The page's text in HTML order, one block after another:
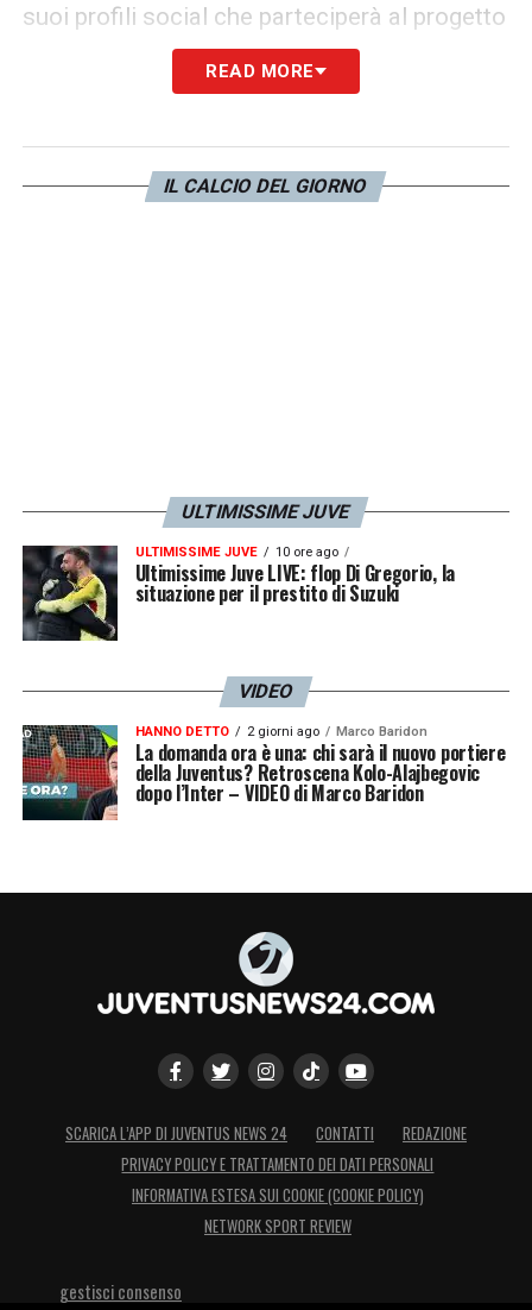
suoi profili social che parteciperà al progetto
dell’Uefa dedicato al calcio femminile
#weplaystrong. Ogni lunedì, mercoledì e
racconta la sua esperienza come giocatrice
READ MORE
IL CALCIO DEL GIORNO
ULTIMISSIME JUVE
ULTIMISSIME JUVE 10 ore ago
Ultimissime Juve LIVE: flop Di Gregorio, la
situazione per il prestito di Suzuki
VIDEO
HANNO DETTO 2 giorni ago Marco Baridon
La domanda ora è una: chi sarà il nuovo portiere
della Juventus? Retroscena Kolo-Alajbegovic
dopo l’Inter – VIDEO di Marco Baridon
SCARICA L’APP DI JUVENTUS NEWS 24 CONTATTI
REDAZIONE
PRIVACY POLICY E TRATTAMENTO DEI DATI PERSONALI
INFORMATIVA ESTESA SUI COOKIE (COOKIE POLICY)
NETWORK SPORT REVIEW
gestisci consenso